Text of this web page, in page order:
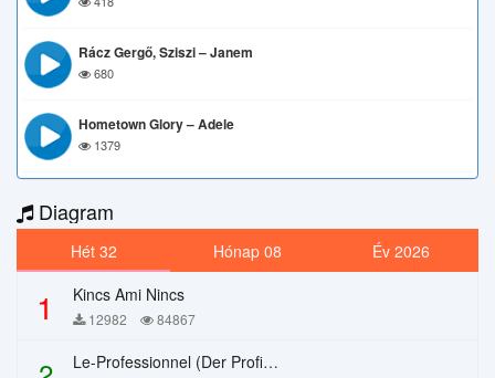
Rácz Gergő, Sziszi – Janem
680
Hometown Glory – Adele
1379
Diagram
Hét 32 Hónap 08 Év 2026
1 Kincs Ami Nincs
12982 84867
Le-Professionnel (Der Profi) – Chi Mai